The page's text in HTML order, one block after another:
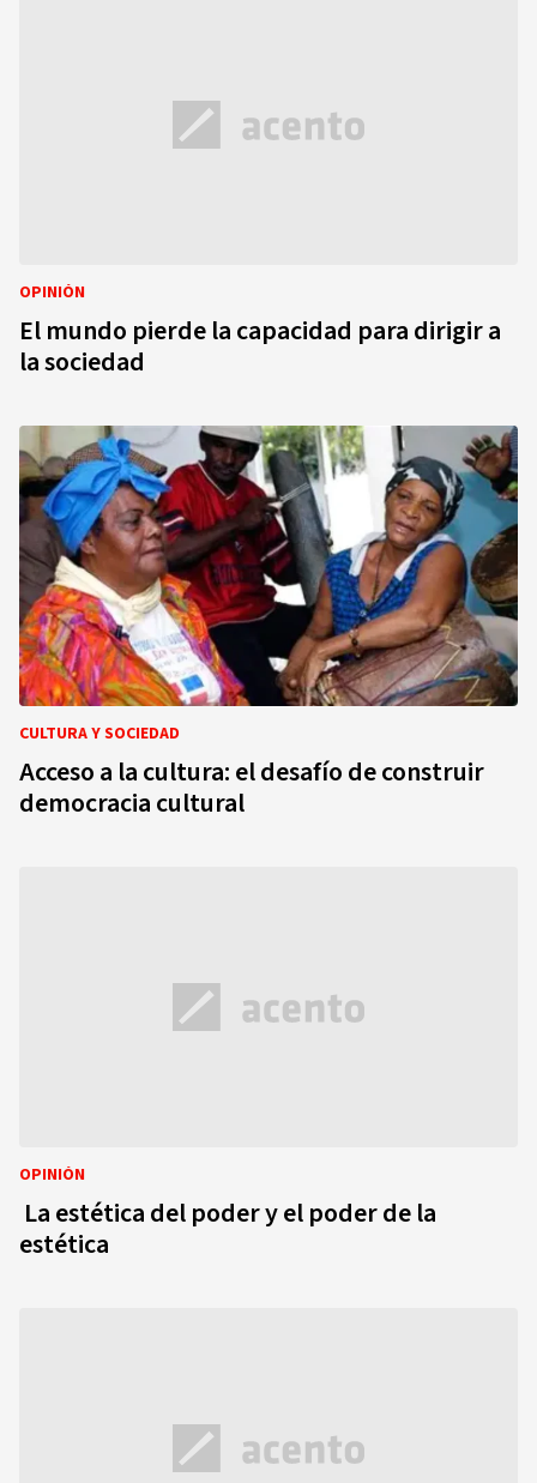
OPINIÓN
El mundo pierde la capacidad para dirigir a
la sociedad
CULTURA Y SOCIEDAD
Acceso a la cultura: el desafío de construir
democracia cultural
OPINIÓN
La estética del poder y el poder de la
estética